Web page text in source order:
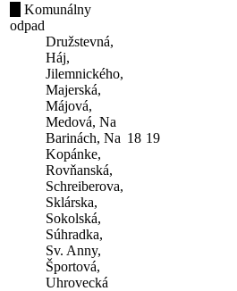
Komunálny
odpad
Družstevná,
Háj,
Jilemnického,
Majerská,
Májová,
Medová, Na
Barinách, Na
Kopánke,
Rovňanská,
Schreiberova,
Sklárska,
Sokolská,
Súhradka,
Sv. Anny,
Športová,
Uhrovecká
18 19